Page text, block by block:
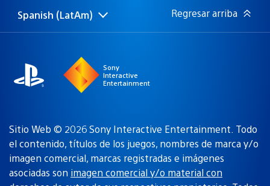
Elige
Región
Spanish (LatAm) Regresar arriba
Sony
Interactive
Entertainment
Sitio Web © 2026 Sony Interactive Entertainment. Todo
el contenido, títulos de los juegos, nombres de marca y/o
imagen comercial, marcas registradas e imágenes
asociadas son imagen comercial y/o material con